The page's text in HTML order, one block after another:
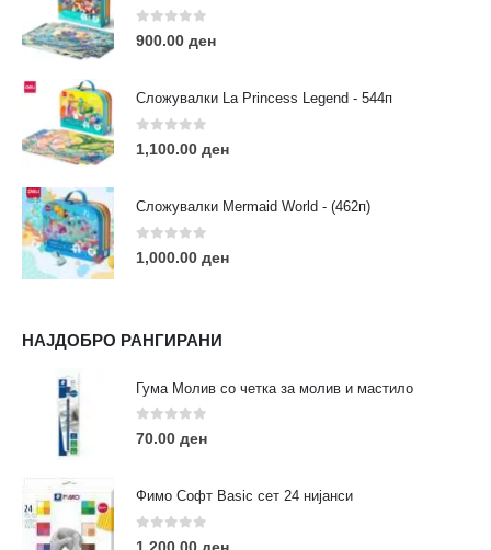
0out of 5
900.00 ден
Сложувалки La Princess Legend - 544п
0 out of 5
1,100.00 ден
Сложувалки Mermaid World - (462п)
0 out of 5
1,000.00 ден
НАЈДОБРО РАНГИРАНИ
Гума Молив со четка за молив и мастило
0out of 5
70.00 ден
Фимо Софт Basic сет 24 нијанси
0 out of 5
РАБОТНО ВРЕМЕ:
Пон - Саб / 09:00 - 21:00
ЛИНКОВИ
Услови за користење
Големопродажба
Кариера
За нас
Нашите локации
ПОПУЛАРНИ ТАГОВИ
eurodanvest FIMO Креативни Сетови
markers
rapitografi sketch staedtler